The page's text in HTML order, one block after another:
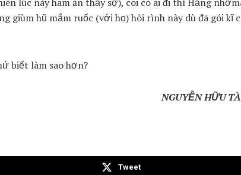
giùm hũ mắm ruốc (với họ) hôi rình này dù đã gói kĩ
biết làm sao hơn?
NGUYỄN HỮU
Tweet